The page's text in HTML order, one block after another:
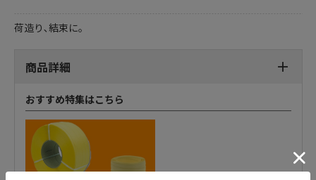
荷造り､結束に｡
商品詳細
おすすめ特集はこちら